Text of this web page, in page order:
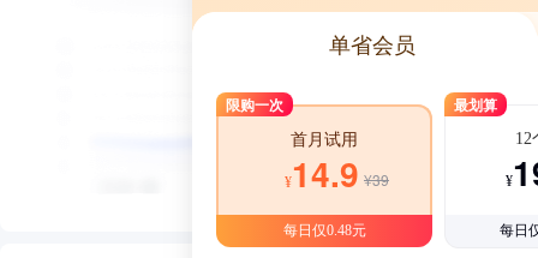
单省会员
限购一次
首月试用
¥14.9 ¥39
每日仅0.48元
最划算
12
¥
每日